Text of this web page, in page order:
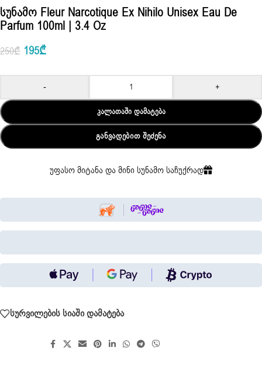
Სუნამო Fleur Narcotique Ex Nihilo Unisex Eau De
Parfum 100ml | 3.4 Oz
250₾ 195₾
- +
ᲙᲐᲚᲐᲗᲐᲨᲘ ᲓᲐᲛᲐᲢᲔᲑᲐ
ᲒᲐᲜᲕᲐᲓᲔᲑᲘᲗ ᲨᲔᲫᲔᲜᲐ
უფასო მიტანა და მინი სუნამო საჩუქრად
სურვილების სიაში დამატება